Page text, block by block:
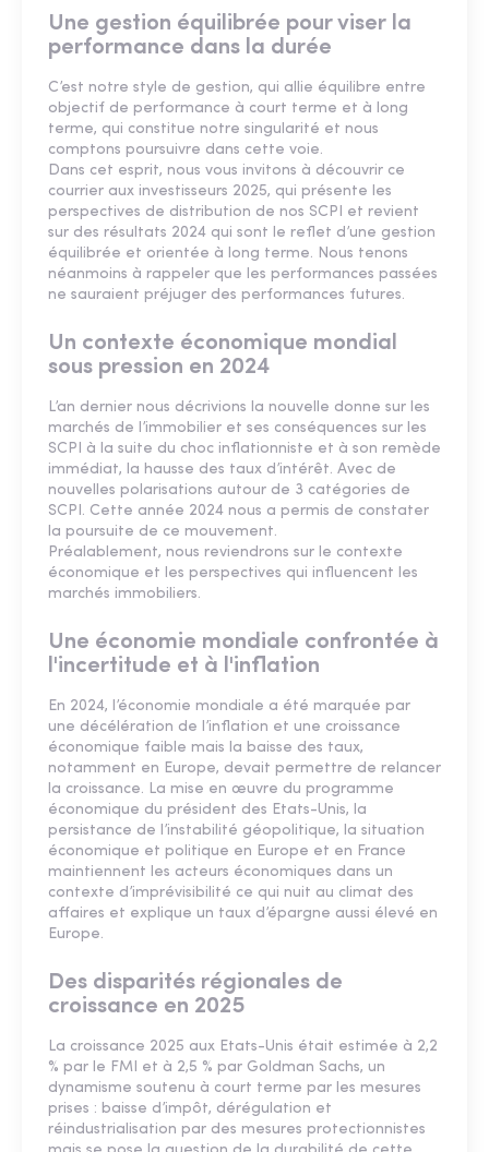
Une gestion équilibrée pour viser la
performance dans la durée
C’est notre style de gestion, qui allie équilibre entre
objectif de performance à court terme et à long
terme, qui constitue notre singularité et nous
comptons poursuivre dans cette voie.
Dans cet esprit, nous vous invitons à découvrir ce
courrier aux investisseurs 2025, qui présente les
perspectives de distribution de nos SCPI et revient
sur des résultats 2024 qui sont le reflet d’une gestion
équilibrée et orientée à long terme. Nous tenons
néanmoins à rappeler que les performances passées
ne sauraient préjuger des performances futures.
Un contexte économique mondial
sous pression en 2024
L’an dernier nous décrivions la nouvelle donne sur les
marchés de l’immobilier et ses conséquences sur les
SCPI à la suite du choc inflationniste et à son remède
immédiat, la hausse des taux d’intérêt. Avec de
nouvelles polarisations autour de 3 catégories de
SCPI. Cette année 2024 nous a permis de constater
la poursuite de ce mouvement.
Préalablement, nous reviendrons sur le contexte
économique et les perspectives qui influencent les
marchés immobiliers.
Une économie mondiale confrontée à
l'incertitude et à l'inflation
En 2024, l’économie mondiale a été marquée par
une décélération de l’inflation et une croissance
économique faible mais la baisse des taux,
notamment en Europe, devait permettre de relancer
la croissance. La mise en œuvre du programme
économique du président des Etats-Unis, la
persistance de l’instabilité géopolitique, la situation
économique et politique en Europe et en France
maintiennent les acteurs économiques dans un
contexte d’imprévisibilité ce qui nuit au climat des
affaires et explique un taux d’épargne aussi élevé en
Europe.
Des disparités régionales de
croissance en 2025
La croissance 2025 aux Etats-Unis était estimée à 2,2
% par le FMI et à 2,5 % par Goldman Sachs, un
dynamisme soutenu à court terme par les mesures
prises : baisse d’impôt, dérégulation et
réindustrialisation par des mesures protectionnistes